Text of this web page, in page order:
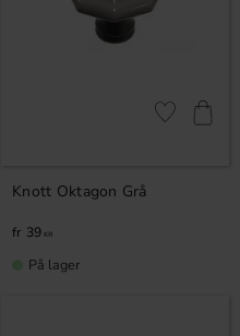
Knott Oktagon Grå
39 KR
Lagre som
På lager